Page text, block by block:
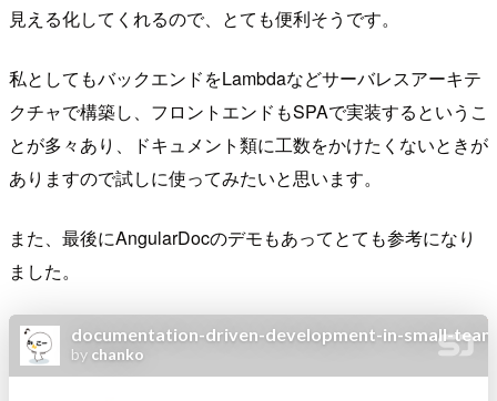
見える化してくれるので、とても便利そうです。
私としてもバックエンドをLambdaなどサーバレスアーキテ
クチャで構築し、フロントエンドもSPAで実装するというこ
とが多々あり、ドキュメント類に工数をかけたくないときが
ありますので試しに使ってみたいと思います。
また、最後にAngularDocのデモもあってとても参考になり
ました。